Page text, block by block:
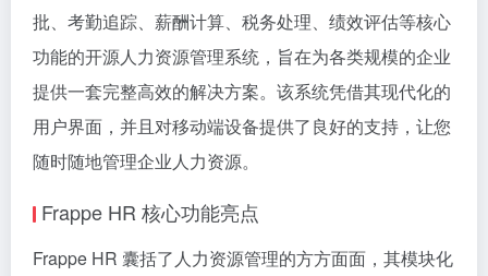
批、考勤追踪、薪酬计算、税务处理、绩效评估等核心
功能的开源人力资源管理系统，旨在为各类规模的企业
提供一套完整高效的解决方案。该系统凭借其现代化的
用户界面，并且对移动端设备提供了良好的支持，让您
随时随地管理企业人力资源。
Frappe HR 核心功能亮点
Frappe HR 囊括了人力资源管理的方方面面，其模块化